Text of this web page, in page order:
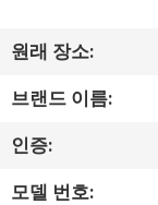
우
리
에
원래 장소:
브랜드 이름:
인증:
모델 번호: